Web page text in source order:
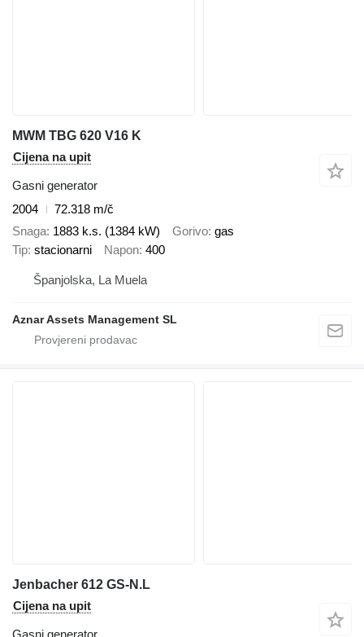
MWM TBG 620 V16 K
Cijena na upit
Gasni generator
2004
72.318 m/č
Snaga 1883 k.s. (1384 kW) Gorivo gas
Tip stacionarni Napon 400
Španjolska, La Muela
Aznar Assets Management SL
Jenbacher 612 GS-N.L
Cijena na upit
Gasni generator